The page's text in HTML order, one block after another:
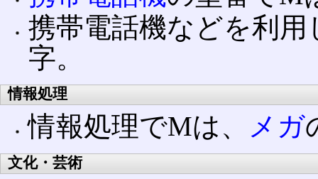
携帯電話機などを利
字。
情報処理
情報処理でMは、 メガ
文化・芸術